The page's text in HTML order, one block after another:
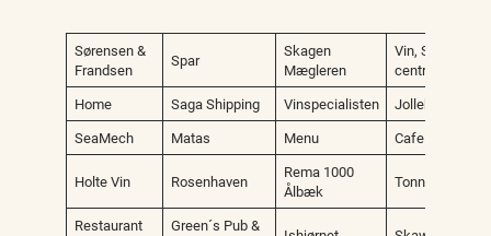
Sørensen &
Frandsen
Spar
Skagen
Mægleren
Vin, Sprit og
centralen
Home
Saga Shipping Vinspecialisten
Jollehuset
SeaMech
Matas Menu Cafe Knuth´s
Holte Vin Rosenhaven
Rema 1000
Ålbæk
Tonny´s
Restaurant
Green´s Pub &